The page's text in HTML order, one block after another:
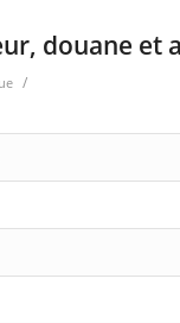
douane et
/